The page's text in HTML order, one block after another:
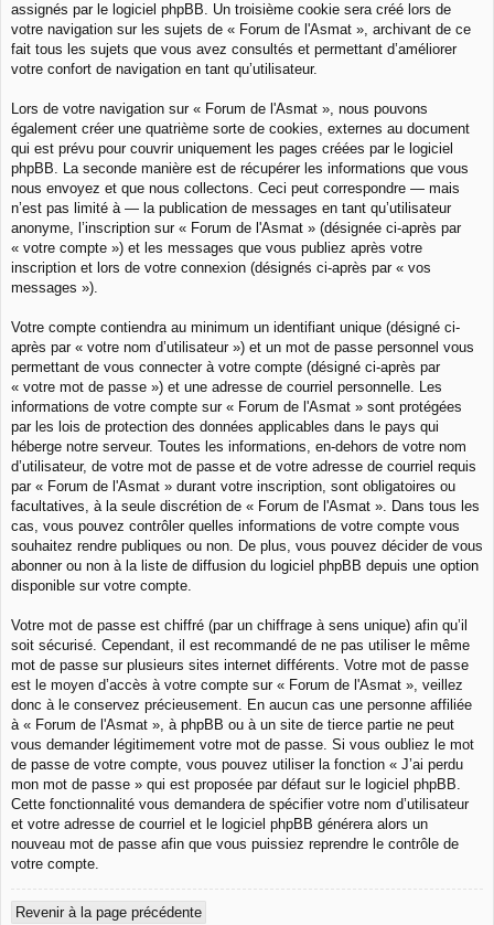
assignés par le logiciel phpBB. Un troisième cookie sera créé lors de
votre navigation sur les sujets de « Forum de l'Asmat », archivant de ce
fait tous les sujets que vous avez consultés et permettant d’améliorer
votre confort de navigation en tant qu’utilisateur.
Lors de votre navigation sur « Forum de l'Asmat », nous pouvons
également créer une quatrième sorte de cookies, externes au document
qui est prévu pour couvrir uniquement les pages créées par le logiciel
phpBB. La seconde manière est de récupérer les informations que vous
nous envoyez et que nous collectons. Ceci peut correspondre — mais
n’est pas limité à — la publication de messages en tant qu’utilisateur
anonyme, l’inscription sur « Forum de l'Asmat » (désignée ci-après par
« votre compte ») et les messages que vous publiez après votre
inscription et lors de votre connexion (désignés ci-après par « vos
messages »).
Votre compte contiendra au minimum un identifiant unique (désigné ci-
après par « votre nom d’utilisateur ») et un mot de passe personnel vous
permettant de vous connecter à votre compte (désigné ci-après par
« votre mot de passe ») et une adresse de courriel personnelle. Les
informations de votre compte sur « Forum de l'Asmat » sont protégées
par les lois de protection des données applicables dans le pays qui
héberge notre serveur. Toutes les informations, en-dehors de votre nom
d’utilisateur, de votre mot de passe et de votre adresse de courriel requis
par « Forum de l'Asmat » durant votre inscription, sont obligatoires ou
facultatives, à la seule discrétion de « Forum de l'Asmat ». Dans tous les
cas, vous pouvez contrôler quelles informations de votre compte vous
souhaitez rendre publiques ou non. De plus, vous pouvez décider de vous
abonner ou non à la liste de diffusion du logiciel phpBB depuis une option
disponible sur votre compte.
Votre mot de passe est chiffré (par un chiffrage à sens unique) afin qu’il
soit sécurisé. Cependant, il est recommandé de ne pas utiliser le même
mot de passe sur plusieurs sites internet différents. Votre mot de passe
est le moyen d’accès à votre compte sur « Forum de l'Asmat », veillez
donc à le conservez précieusement. En aucun cas une personne affiliée
à « Forum de l'Asmat », à phpBB ou à un site de tierce partie ne peut
vous demander légitimement votre mot de passe. Si vous oubliez le mot
de passe de votre compte, vous pouvez utiliser la fonction « J’ai perdu
mon mot de passe » qui est proposée par défaut sur le logiciel phpBB.
Cette fonctionnalité vous demandera de spécifier votre nom d’utilisateur
et votre adresse de courriel et le logiciel phpBB générera alors un
nouveau mot de passe afin que vous puissiez reprendre le contrôle de
votre compte.
Revenir à la page précédente